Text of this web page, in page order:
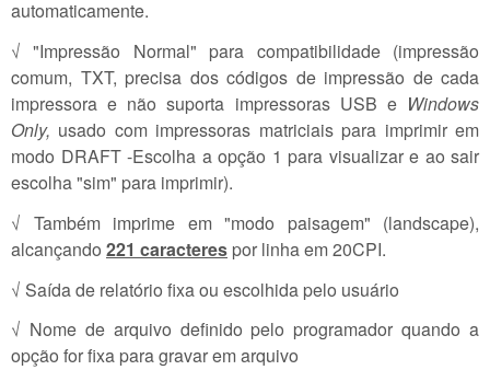
automaticamente.
√ "Impressão Normal" para compatibilidade (impressão
comum, TXT, precisa dos códigos de impressão de cada
impressora e não suporta impressoras USB e Windows
Only, usado com impressoras matriciais para imprimir em
modo DRAFT -Escolha a opção 1 para visualizar e ao sair
escolha "sim" para imprimir).
√ Também imprime em "modo paisagem" (landscape),
alcançando 221 caracteres por linha em 20CPI.
√ Saída de relatório fixa ou escolhida pelo usuário
√ Nome de arquivo definido pelo programador quando a
opção for fixa para gravar em arquivo